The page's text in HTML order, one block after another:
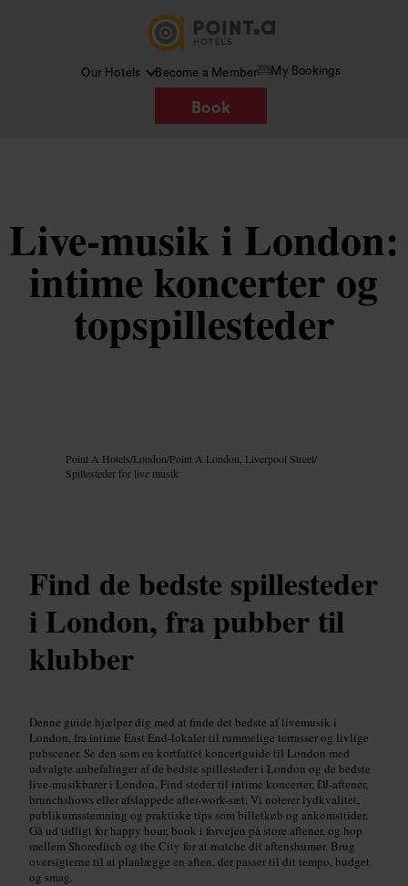
Our Hotels Become a Member My Bookings
Book
Live-musik i London:
intime koncerter og
topspillesteder
Point A Hotels/London/Point A London, Liverpool Street/
Spillesteder for live musik
Find de bedste spillesteder
i London, fra pubber til
klubber
Denne guide hjælper dig med at finde det bedste af livemusik i
London, fra intime East End-lokaler til rummelige terrasser og livlige
pubscener. Se den som en kortfattet koncertguide til London med
udvalgte anbefalinger af de bedste spillesteder i London og de bedste
live-musikbarer i London. Find steder til intime koncerter, DJ-aftener,
brunchshows eller afslappede after-work-sæt. Vi noterer lydkvalitet,
publikumsstemning og praktiske tips som billetkøb og ankomsttider.
Gå ud tidligt for happy hour, book i forvejen på store aftener, og hop
mellem Shoreditch og the City for at matche dit aftenshumør. Brug
oversigterne til at planlægge en aften, der passer til dit tempo, budget
og smag.